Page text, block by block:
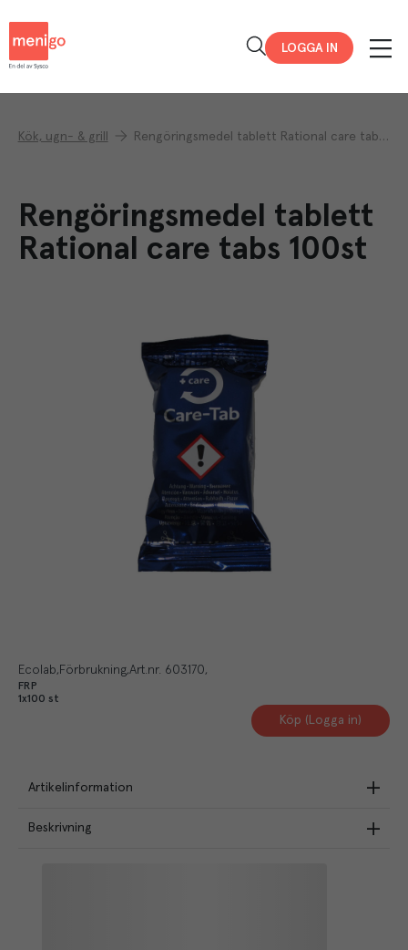
LOGGA IN
Kök, ugn- & grill Rengöringsmedel tablett Rational care tabs 100st
Rengöringsmedel tablett
Rational care tabs 100st
Ecolab Förbrukning Art.nr. 603170
FRP
1x100 st
Köp (Logga in)
Artikelinformation
Beskrivning